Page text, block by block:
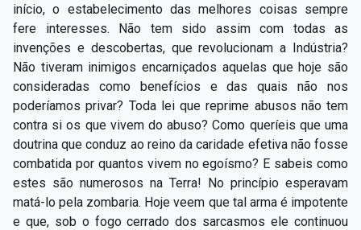
início, o estabelecimento das melhores coisas sempre
fere interesses. Não tem sido assim com todas as
invenções e descobertas, que revolucionam a Indústria?
Não tiveram inimigos encarniçados aquelas que hoje são
consideradas como benefícios e das quais não nos
poderíamos privar? Toda lei que reprime abusos não tem
contra si os que vivem do abuso? Como queríeis que uma
doutrina que conduz ao reino da caridade efetiva não fosse
combatida por quantos vivem no egoísmo? E sabeis como
estes são numerosos na Terra! No princípio esperavam
matá-lo pela zombaria. Hoje veem que tal arma é impotente
e que, sob o fogo cerrado dos sarcasmos ele continuou